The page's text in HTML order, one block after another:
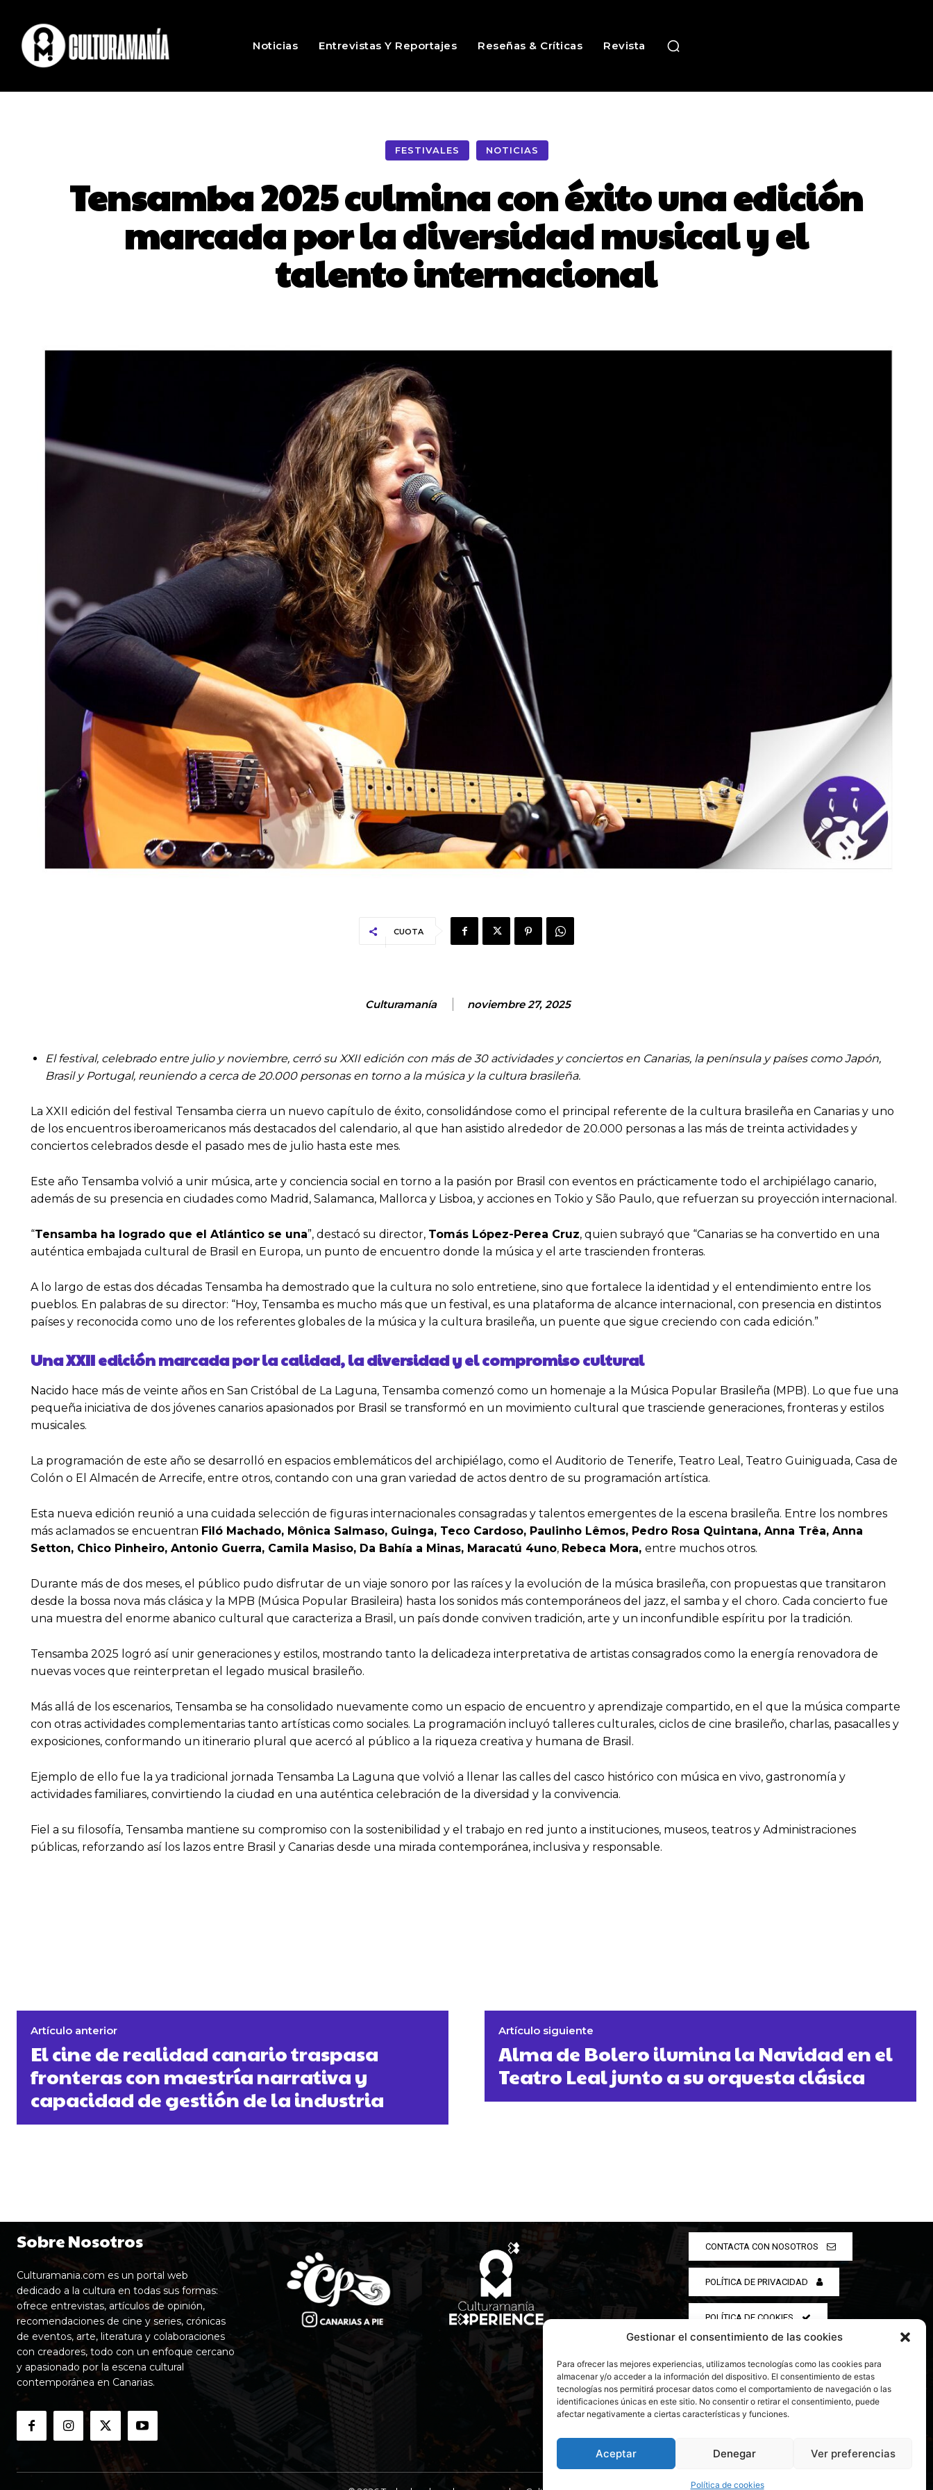
Gestionar el consentimiento de las cookies
Para ofrecer las mejores experiencias, utilizamos tecnologías como las cookies para
almacenar y/o acceder a la información del dispositivo. El consentimiento de estas
tecnologías nos permitirá procesar datos como el comportamiento de navegación o las
identificaciones únicas en este sitio. No consentir o retirar el consentimiento, puede
afectar negativamente a ciertas características y funciones.
Aceptar Denegar Ver preferencias
Política de cookies
Noticias Entrevistas Y Reportajes Reseñas & Críticas Revista
FESTIVALES NOTICIAS
Tensamba 2025 culmina con éxito una edición
marcada por la diversidad musical y el
talento internacional
CUOTA
Culturamanía noviembre 27, 2025
El festival, celebrado entre julio y noviembre, cerró su XXII edición con más de 30 actividades y conciertos en Canarias, la península y países como Japón,
Brasil y Portugal, reuniendo a cerca de 20.000 personas en torno a la música y la cultura brasileña.
La XXII edición del festival Tensamba cierra un nuevo capítulo de éxito, consolidándose como el principal referente de la cultura brasileña en Canarias y uno
de los encuentros iberoamericanos más destacados del calendario, al que han asistido alrededor de 20.000 personas a las más de treinta actividades y
conciertos celebrados desde el pasado mes de julio hasta este mes.
Este año Tensamba volvió a unir música, arte y conciencia social en torno a la pasión por Brasil con eventos en prácticamente todo el archipiélago canario,
además de su presencia en ciudades como Madrid, Salamanca, Mallorca y Lisboa, y acciones en Tokio y São Paulo, que refuerzan su proyección internacional.
“Tensamba ha logrado que el Atlántico se una”, destacó su director, Tomás López-Perea Cruz, quien subrayó que “Canarias se ha convertido en una
auténtica embajada cultural de Brasil en Europa, un punto de encuentro donde la música y el arte trascienden fronteras.
A lo largo de estas dos décadas Tensamba ha demostrado que la cultura no solo entretiene, sino que fortalece la identidad y el entendimiento entre los
pueblos. En palabras de su director: “Hoy, Tensamba es mucho más que un festival, es una plataforma de alcance internacional, con presencia en distintos
países y reconocida como uno de los referentes globales de la música y la cultura brasileña, un puente que sigue creciendo con cada edición.”
Una XXII edición marcada por la calidad, la diversidad y el compromiso cultural
Nacido hace más de veinte años en San Cristóbal de La Laguna, Tensamba comenzó como un homenaje a la Música Popular Brasileña (MPB). Lo que fue una
pequeña iniciativa de dos jóvenes canarios apasionados por Brasil se transformó en un movimiento cultural que trasciende generaciones, fronteras y estilos
musicales.
La programación de este año se desarrolló en espacios emblemáticos del archipiélago, como el Auditorio de Tenerife, Teatro Leal, Teatro Guiniguada, Casa de
Colón o El Almacén de Arrecife, entre otros, contando con una gran variedad de actos dentro de su programación artística.
Esta nueva edición reunió a una cuidada selección de figuras internacionales consagradas y talentos emergentes de la escena brasileña. Entre los nombres
más aclamados se encuentran Filó Machado, Mônica Salmaso, Guinga, Teco Cardoso, Paulinho Lêmos, Pedro Rosa Quintana, Anna Trêa, Anna
Setton, Chico Pinheiro, Antonio Guerra, Camila Masiso, Da Bahía a Minas, Maracatú 4uno, Rebeca Mora, entre muchos otros.
Durante más de dos meses, el público pudo disfrutar de un viaje sonoro por las raíces y la evolución de la música brasileña, con propuestas que transitaron
desde la bossa nova más clásica y la MPB (Música Popular Brasileira) hasta los sonidos más contemporáneos del jazz, el samba y el choro. Cada concierto fue
una muestra del enorme abanico cultural que caracteriza a Brasil, un país donde conviven tradición, arte y un inconfundible espíritu por la tradición.
Tensamba 2025 logró así unir generaciones y estilos, mostrando tanto la delicadeza interpretativa de artistas consagrados como la energía renovadora de
nuevas voces que reinterpretan el legado musical brasileño.
Más allá de los escenarios, Tensamba se ha consolidado nuevamente como un espacio de encuentro y aprendizaje compartido, en el que la música comparte
con otras actividades complementarias tanto artísticas como sociales. La programación incluyó talleres culturales, ciclos de cine brasileño, charlas, pasacalles y
exposiciones, conformando un itinerario plural que acercó al público a la riqueza creativa y humana de Brasil.
Ejemplo de ello fue la ya tradicional jornada Tensamba La Laguna que volvió a llenar las calles del casco histórico con música en vivo, gastronomía y
actividades familiares, convirtiendo la ciudad en una auténtica celebración de la diversidad y la convivencia.
Fiel a su filosofía, Tensamba mantiene su compromiso con la sostenibilidad y el trabajo en red junto a instituciones, museos, teatros y Administraciones
públicas, reforzando así los lazos entre Brasil y Canarias desde una mirada contemporánea, inclusiva y responsable.
Artículo anterior
El cine de realidad canario traspasa
fronteras con maestría narrativa y
capacidad de gestión de la industria
Artículo siguiente
Alma de Bolero ilumina la Navidad en el
Teatro Leal junto a su orquesta clásica
Sobre Nosotros
Culturamania.com es un portal web
dedicado a la cultura en todas sus formas:
ofrece entrevistas, artículos de opinión,
recomendaciones de cine y series, crónicas
de eventos, arte, literatura y colaboraciones
con creadores, todo con un enfoque cercano
y apasionado por la escena cultural
contemporánea en Canarias.
CONTACTA CON NOSOTROS
POLÍTICA DE PRIVACIDAD
POLÍTICA DE COOKIES